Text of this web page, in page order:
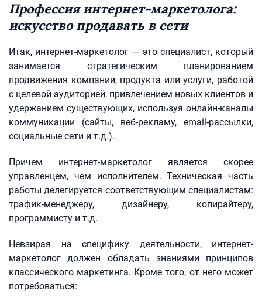
Профессия интернет-маркетолога:
искусство продавать в сети
Итак, интернет-маркетолог — это специалист, который
занимается стратегическим планированием
продвижения компании, продукта или услуги, работой
с целевой аудиторией, привлечением новых клиентов и
удержанием существующих, используя онлайн-каналы
коммуникации (сайты, веб-рекламу, email-рассылки,
социальные сети и т.д.).
Причем интернет-маркетолог является скорее
управленцем, чем исполнителем. Техническая часть
работы делегируется соответствующим специалистам:
трафик-менеджеру, дизайнеру, копирайтеру,
программисту и т.д.
Невзирая на специфику деятельности, интернет-
маркетолог должен обладать знаниями принципов
классического маркетинга. Кроме того, от него может
потребоваться: